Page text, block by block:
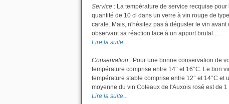
Service : La température de service recquise
quantité de 10 cl dans un verre à vin rouge de
carafe. Mais, n'hésitez pas à déguster le vin
observant sa réaction face à un apport brutal ...
Lire la suite...
Conservation : Pour une bonne conservation de
température comprise entre 14° et 16°C. Le bon
température stable comprise entre 12° et 14°C
moyenne du vin Coteaux de l'Auxois rosé est de 1
Lire la suite...